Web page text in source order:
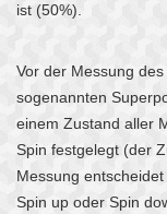
ist (50%).
Vor der Messung
sogenannten
einem Zustand aller
Spin festgelegt (der
Messung
Spin up oder Spin